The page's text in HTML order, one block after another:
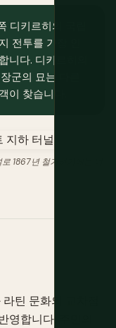
디키르히의 국립
전투를 가장 인
다. 디키르히의
군의 묘는 다른
찾습니다.
1867년 철거하기에는 너
틴 문화의 교차점
합니다. 주민의